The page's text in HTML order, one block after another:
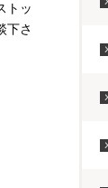
トッ
下さ